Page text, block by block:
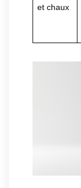
et chaux